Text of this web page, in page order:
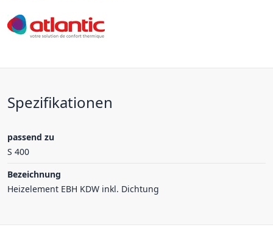
Spezifikationen
passend zu
S 400
Bezeichnung
Heizelement EBH KDW inkl. Dichtung